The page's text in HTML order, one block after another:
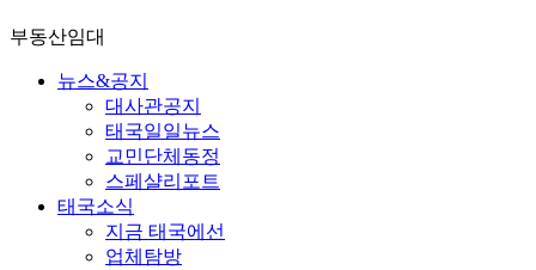
부동산임대
뉴스&공지
대사관공지
태국일일뉴스
교민단체동정
스페샬리포트
태국소식
지금 태국에선
업체탐방